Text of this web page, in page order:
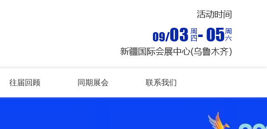
往届回顾 同期展会 联系我们